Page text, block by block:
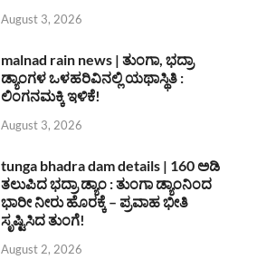
August 3, 2026
malnad rain news | ತುಂಗಾ, ಭದ್ರಾ
ಡ್ಯಾಂಗಳ ಒಳಹರಿವಿನಲ್ಲಿ ಯಥಾಸ್ಥಿತಿ :
ಲಿಂಗನಮಕ್ಕಿ ಇಳಿಕೆ!
August 3, 2026
tunga bhadra dam details | 160 ಅಡಿ
ತಲುಪಿದ ಭದ್ರಾ ಡ್ಯಾಂ : ತುಂಗಾ ಡ್ಯಾಂನಿಂದ
ಭಾರೀ ನೀರು ಹೊರಕ್ಕೆ – ಪ್ರವಾಹ ಭೀತಿ
ಸೃಷ್ಟಿಸಿದ ತುಂಗೆ!
August 2, 2026